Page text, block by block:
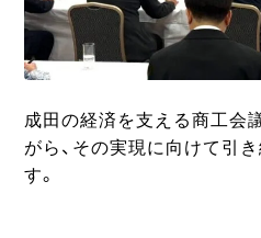
成田の経済を支える商工会
がら、その実現に向けて引
す。